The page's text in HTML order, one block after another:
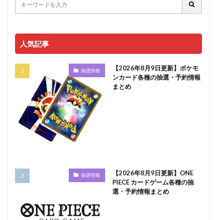
人気記事
抽選情報
【2026年8月9日更新】ポケモ
ンカード各種の抽選・予約情報
まとめ
抽選情報
【2026年8月9日更新】ONE
PIECE カードゲーム各種の抽
選・予約情報まとめ